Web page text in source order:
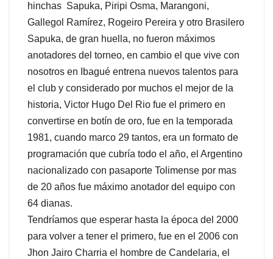
hinchas Sapuka, Piripi Osma, Marangoni,
Gallegol Ramírez, Rogeiro Pereira y otro Brasilero
Sapuka, de gran huella, no fueron máximos
anotadores del torneo, en cambio el que vive con
nosotros en Ibagué entrena nuevos talentos para
el club y considerado por muchos el mejor de la
historia, Victor Hugo Del Rio fue el primero en
convertirse en botín de oro, fue en la temporada
1981, cuando marco 29 tantos, era un formato de
programación que cubría todo el año, el Argentino
nacionalizado con pasaporte Tolimense por mas
de 20 años fue máximo anotador del equipo con
64 dianas.
Tendríamos que esperar hasta la época del 2000
para volver a tener el primero, fue en el 2006 con
Jhon Jairo Charria el hombre de Candelaria, el